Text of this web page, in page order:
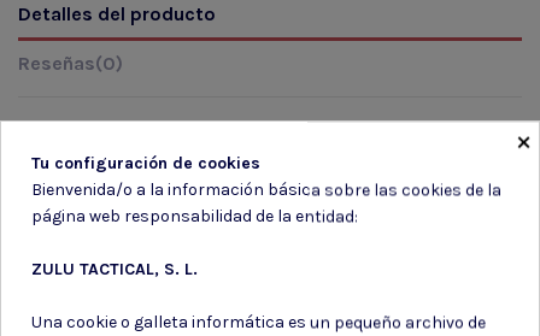
Detalles del producto
Reseñas(0)
Marca
×
Tu configuración de cookies
Bienvenida/o a la información básica sobre las cookies de la
página web responsabilidad de la entidad:
ZULU TACTICAL, S. L.
Una cookie o galleta informática es un pequeño archivo de